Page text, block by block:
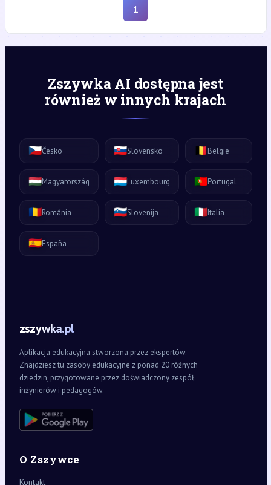
1
Zszywka AI dostępna jest
również w innych krajach
🇨🇿Česko 🇸🇰Slovensko 🇧🇪België
🇭🇺Magyarország 🇱🇺Luxembourg 🇵🇹Portugal
🇷🇴România 🇸🇮Slovenija 🇮🇹Italia
🇪🇸España
zszywka.pl
Aplikacja edukacyjna stworzona przez ekspertów.
Znajdziesz tu zasoby edukacyjne z ponad 20 różnych
dziedzin, przygotowane przez doświadczony zespół
inżynierów i pedagogów.
O Zszywce
Kontakt